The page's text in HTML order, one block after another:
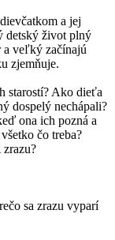
a jej
detský život plný
a veľký začínajú
zjemňuje.
starostí? Ako dieťa
dospelý nechápali?
ona ich pozná a
čo treba?
sa zrazu vyparí